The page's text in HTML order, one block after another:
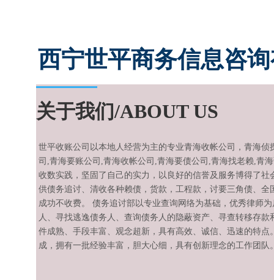
关于我们/ABOUT US
世平收账公司以本地人经营为主的专业青海收帐公司，青海
司,青海要账公司,青海收帐公司,青海要债公司,青海找老赖,青
收数实践，坚固了自己的实力，以良好的信誉及服务博得了
供债务追讨、清收各种赖债，货款，工程款，讨要三角债、
成功不收费。 债务追讨部以专业查询网络为基础，优秀律师
人、寻找逃逸债务人、查询债务人的隐蔽资产、寻查转移存
件成熟、手段丰富、观念超新，具有高效、诚信、迅速的特
成，拥有一批经验丰富，胆大心细，具有创新理念的工作团队
西宁世平商务信息咨